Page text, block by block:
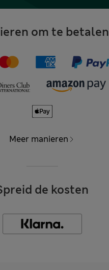
om te betalen
Meer manieren
de kosten